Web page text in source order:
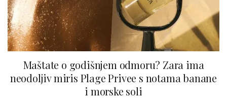
Maštate o godišnjem odmoru? Zara ima
neodoljiv miris Plage Privee s notama banane
i morske soli